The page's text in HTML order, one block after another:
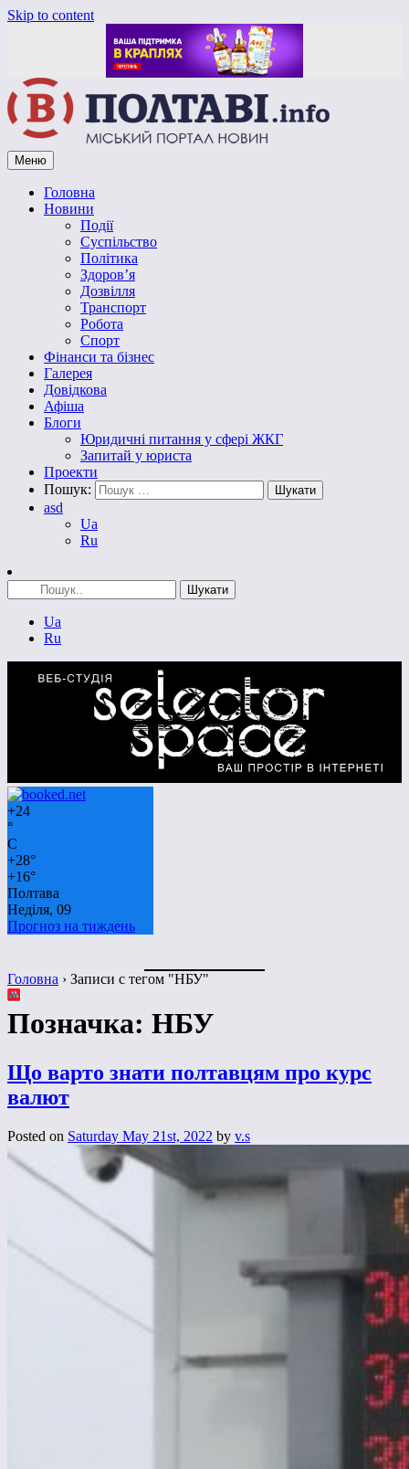
Skip to content
Vpoltave.info
Полтавський портал новин
Меню
Головна
Новини
Події
Суспільство
Політика
Здоров’я
Дозвілля
Транспорт
Робота
Спорт
Фінанси та бізнес
Галерея
Довідкова
Афіша
Блоги
Юридичні питання у сфері ЖКГ
Запитай у юриста
Проекти
Пошук:
asd
Ua
Ru
Ua
Ru
+24
°
C
+28°
+16°
Полтава
Неділя, 09
Прогноз на тиждень
Головна › Записи с тегом "НБУ"
Позначка: НБУ
Що варто знати полтавцям про курс
валют
Posted on Saturday May 21st, 2022 by v.s